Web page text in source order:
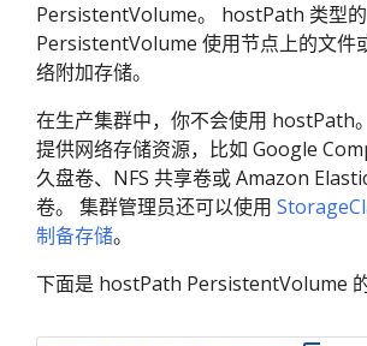
PersistentVolume。 hostPath 类型的
PersistentVolume 使用节点上的文件
络附加存储。
在生产集群中，你不会使用 hostPath
提供网络存储资源，比如 Google
久盘卷、NFS 共享卷或 Amazon
卷。 集群管理员还可以使用
制备存储。
下面是 hostPath PersistentVolume 的